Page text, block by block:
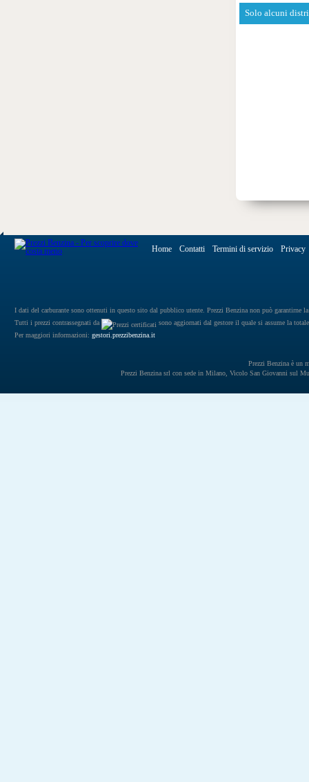
Solo alcuni
Home Contatti Termini di servizio Privacy
I dati del carburante sono ottenuti in questo sito dal pubblico utente. Prezzi Benzina non può garantirne
Tutti i prezzi contrassegnati da
sono aggiornati dal gestore il quale si assume la
Per maggiori informazioni: gestori.prezzibenzina.it
Prezzi Benzina è un
Prezzi Benzina srl con sede in Milano, Vicolo San Giovanni sul